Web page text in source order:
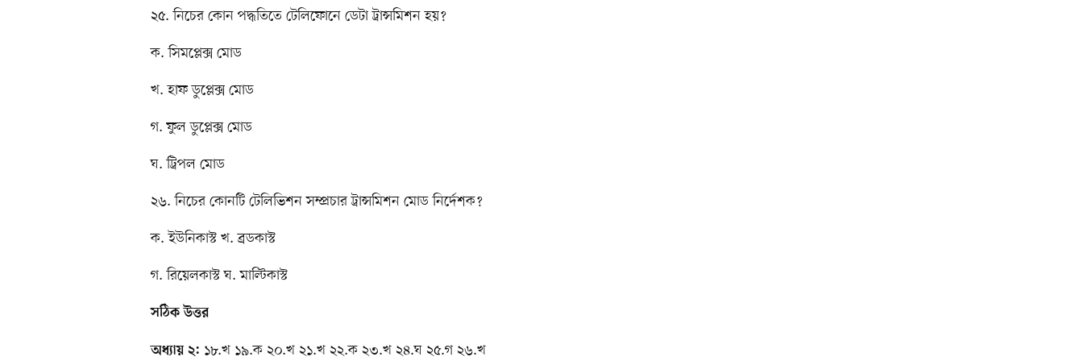
২৫. নিচের কোন পদ্ধতিতে টেলিফোনে ডেটা ট্রান্সমিশন হয়?
ক. সিমপ্লেক্স মোড
খ. হাফ ডুপ্লেক্স মোড
গ. ফুল ডুপ্লেক্স মোড
ঘ. ট্রিপল মোড
২৬. নিচের কোনটি টেলিভিশন সম্প্রচার ট্রান্সমিশন মোড নির্দেশক?
ক. ইউনিকাস্ট খ. ব্রডকাস্ট
গ. রিয়েলকাস্ট ঘ. মাল্টিকাস্ট
সঠিক উত্তর
অধ্যায় ২: ১৮.খ ১৯.ক ২০.খ ২১.খ ২২.ক ২৩.খ ২৪.ঘ ২৫.গ ২৬.খ